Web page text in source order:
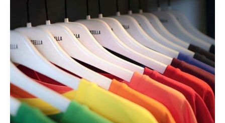
des
textiles
merchandising
?